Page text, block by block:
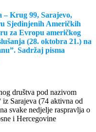
– Krug 99, Sarajevo,
Sjedinjenih Američkih
za Evropu američkog
(28. oktobra 21.) na
Sadržaj pisma
društva pod nazivom
Sarajeva (74 aktivna od
svake nedjelje raspravlja o
i Hercegovine